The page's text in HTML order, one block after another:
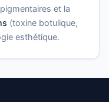
et la
(toxine botulique,
esthétique.